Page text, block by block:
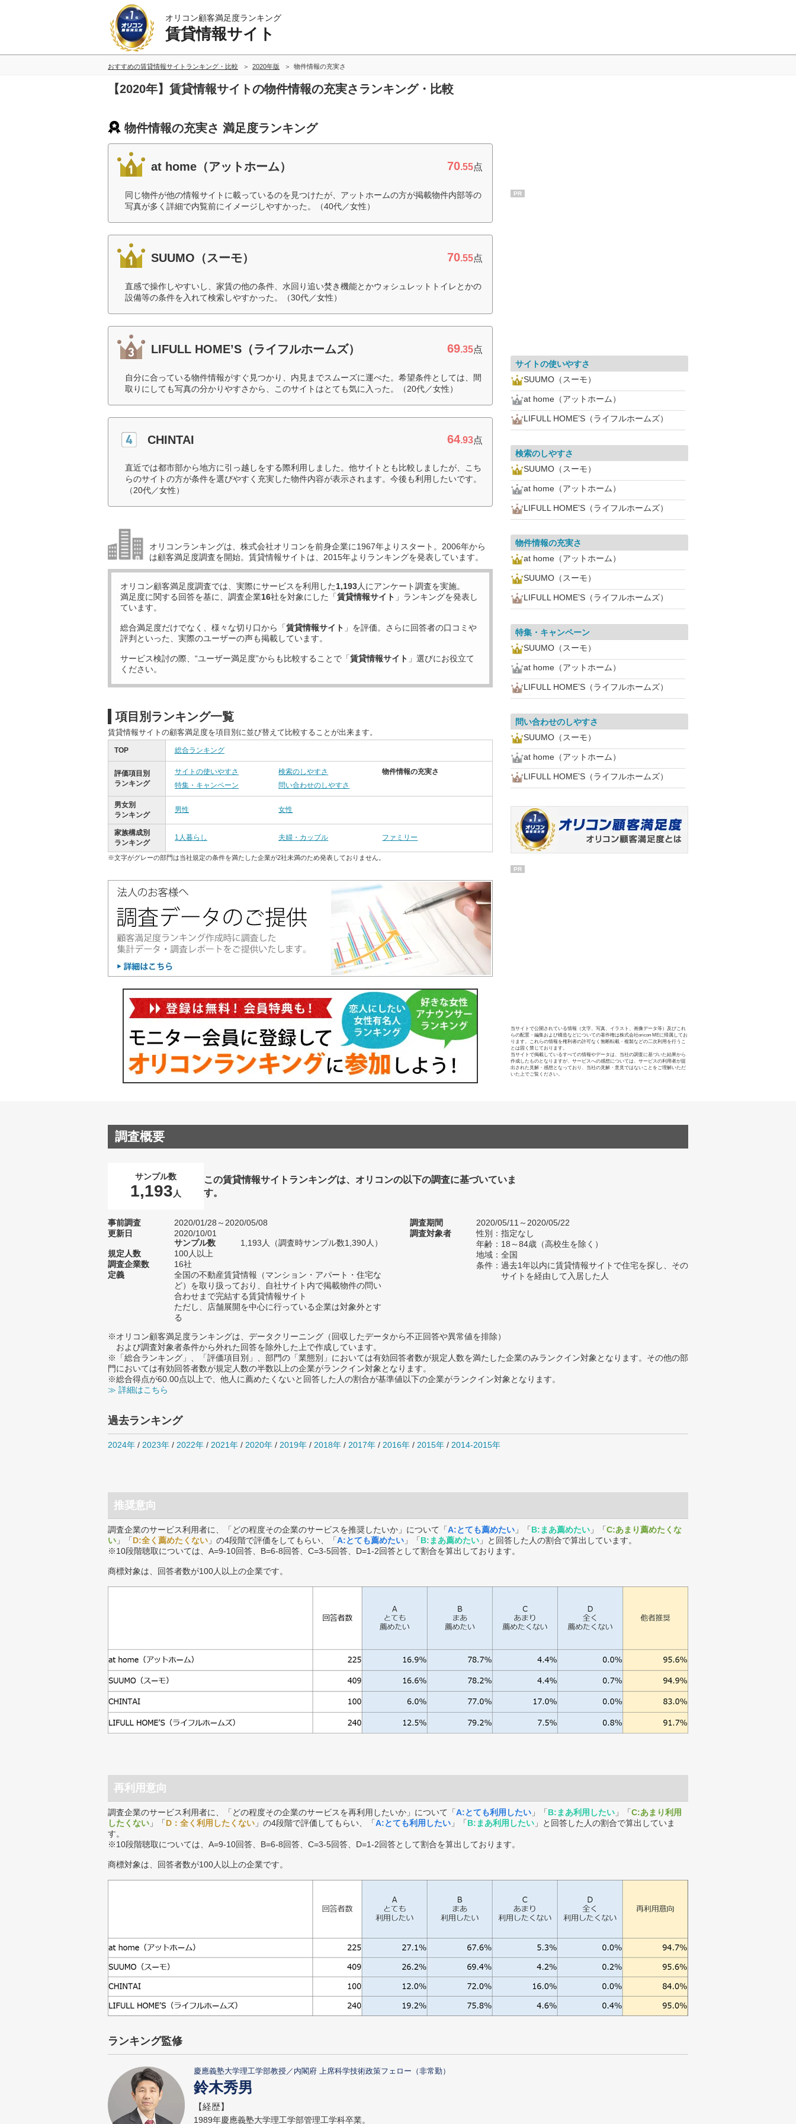
オリコン顧客満足度ランキング
賃貸情報サイト
おすすめの賃貸情報サイトランキング・比較 2020年版 物件情報の充実さ
【2020年】賃貸情報サイトの物件情報の充実さランキング・比較
物件情報の充実さ 満足度ランキング
at home（アットホーム） 70.55点
同じ物件が他の情報サイトに載っているのを見つけたが、アットホームの方が掲載物件内部等の
写真が多く詳細で内覧前にイメージしやすかった。（40代／女性）
SUUMO（スーモ） 70.55点
直感で操作しやすいし、家賃の他の条件、水回り追い焚き機能とかウォシュレットトイレとかの
設備等の条件を入れて検索しやすかった。（30代／女性）
LIFULL HOME’S（ライフルホームズ） 69.35点
自分に合っている物件情報がすぐ見つかり、内見までスムーズに運べた。希望条件としては、間
取りにしても写真の分かりやすさから、このサイトはとても気に入った。（20代／女性）
CHINTAI 64.93点
直近では都市部から地方に引っ越しをする際利用しました。他サイトとも比較しましたが、こち
らのサイトの方が条件を選びやすく充実した物件内容が表示されます。今後も利用したいです。
（20代／女性）
オリコンランキングは、株式会社オリコンを前身企業に1967年よりスタート。2006年から
は顧客満足度調査を開始。賃貸情報サイトは、2015年よりランキングを発表しています。
オリコン顧客満足度調査では、実際にサービスを利用した1,193人にアンケート調査を実施。
満足度に関する回答を基に、調査企業16社を対象にした「賃貸情報サイト 」ランキングを発表し
ています。
総合満足度だけでなく、様々な切り口から「賃貸情報サイト 」を評価。さらに回答者の口コミや
評判といった、実際のユーザーの声も掲載しています。
サービス検討の際、“ユーザー満足度”からも比較することで「賃貸情報サイト 」選びにお役立て
ください。
項目別ランキング一覧
賃貸情報サイトの顧客満足度を項目別に並び替えて比較することが出来ます。
TOP 総合ランキング
評価項目別
ランキング
サイトの使いやすさ 検索のしやすさ
物件情報の充実さ
特集・キャンペーン
問い合わせのしやすさ
男女別
ランキング
男性 女性
家族構成別
ランキング
1人暮らし 夫婦・カップル ファミリー
※文字がグレーの部門は当社規定の条件を満たした企業が2社未満のため発表しておりません。
PR
サイトの使いやすさ
SUUMO（スーモ）
at home（アットホーム）
LIFULL HOME’S（ライフルホームズ）
検索のしやすさ
SUUMO（スーモ）
at home（アットホーム）
LIFULL HOME’S（ライフルホームズ）
物件情報の充実さ
at home（アットホーム）
SUUMO（スーモ）
LIFULL HOME’S（ライフルホームズ）
特集・キャンペーン
SUUMO（スーモ）
at home（アットホーム）
LIFULL HOME’S（ライフルホームズ）
問い合わせのしやすさ
SUUMO（スーモ）
at home（アットホーム）
LIFULL HOME’S（ライフルホームズ）
PR
当サイトで公開されている情報（文字、写真、イラスト、画像データ等）及びこれ
らの配置・編集および構造などについての著作権は株式会社oricon MEに帰属してお
ります。これらの情報を権利者の許可なく無断転載・複製などの二次利用を行うこ
とは固く禁じております。
当サイトで掲載しているすべての情報やデータは、当社の調査に基づいた結果から
作成したものとなりますが、サービスへの感想については、サービスの利用者が提
出された見解・感想となっており、当社の見解・意見ではないことをご理解いただ
いた上でご覧ください。
調査概要
サンプル数
1,193 人
この賃貸情報サイトランキングは、オリコンの以下の調査に基づいていま
す。
事前調査
2020/01/28～2020/05/08
更新日
2020/10/01
サンプル数
1,193人（調査時サンプル数1,390人）
規定人数
100人以上
調査企業数
16社
定義
全国の不動産賃貸情報（マンション・アパート・住宅な
ど）を取り扱っており、自社サイト内で掲載物件の問い
合わせまで完結する賃貸情報サイト
ただし、店舗展開を中心に行っている企業は対象外とす
る
調査期間
2020/05/11～2020/05/22
調査対象者
性別：指定なし
年齢：18～84歳（高校生を除く）
地域：全国
条件：過去1年以内に賃貸情報サイトで住宅を探し、その
サイトを経由して入居した人
※オリコン顧客満足度ランキングは、データクリーニング（回収したデータから不正回答や異常値を排除）
および調査対象者条件から外れた回答を除外した上で作成しています。
※「総合ランキング」、「評価項目別」、部門の「業態別」においては有効回答者数が規定人数を満たした企業のみランクイン対象となります。その他の部
門においては有効回答者数が規定人数の半数以上の企業がランクイン対象となります。
※総合得点が60.00点以上で、他人に薦めたくないと回答した人の割合が基準値以下の企業がランクイン対象となります。
≫ 詳細はこちら
過去ランキング
2024年 / 2023年 / 2022年 / 2021年 / 2020年 / 2019年 / 2018年 / 2017年 / 2016年 / 2015年 / 2014-2015年
推奨意向
調査企業のサービス利用者に、「どの程度その企業のサービスを推奨したいか」について「A:とても薦めたい 」「B:まあ薦めたい 」「C:あまり薦めたくな
い 」「D:全く薦めたくない 」の4段階で評価をしてもらい、「A:とても薦めたい 」「B:まあ薦めたい 」と回答した人の割合で算出しています。
※10段階聴取については、A=9-10回答、B=6-8回答、C=3-5回答、D=1-2回答として割合を算出しております。
商標対象は、回答者数が100人以上の企業です。
再利用意向
調査企業のサービス利用者に、「どの程度その企業のサービスを再利用したいか」について「A:とても利用したい 」「B:まあ利用したい 」「C:あまり利用
したくない 」「D：全く利用したくない 」の4段階で評価してもらい、「A:とても利用したい 」「B:まあ利用したい 」と回答した人の割合で算出していま
す。
※10段階聴取については、A=9-10回答、B=6-8回答、C=3-5回答、D=1-2回答として割合を算出しております。
商標対象は、回答者数が100人以上の企業です。
ランキング監修
慶應義塾大学理工学部教授／内閣府 上席科学技術政策フェロー（非常勤）
鈴木秀男
【経歴】
1989年慶應義塾大学理工学部管理工学科卒業。